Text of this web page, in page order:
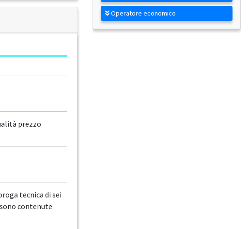
prezzo
tecnica di sei
contenute
Operatore economico